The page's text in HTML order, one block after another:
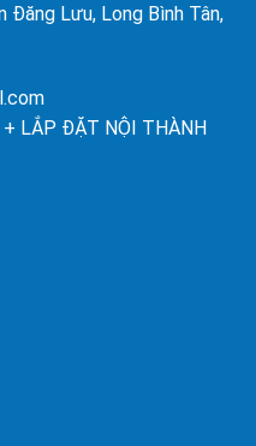
Đăng Lưu, Long Bình Tân,
+ LẮP ĐẶT NỘI THÀNH